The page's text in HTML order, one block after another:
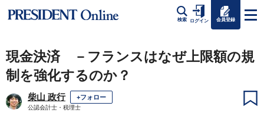
検索 ログイン 会員登録
現金決済 －フランスはなぜ上限額の規
制を強化するのか？
柴山 政行 +フォロー
公認会計士・税理士